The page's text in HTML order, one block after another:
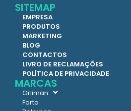
SITEMAP
EMPRESA
PRODUTOS
MARKETING
BLOG
CONTACTOS
LIVRO DE RECLAMAÇÕES
POLÍTICA DE PRIVACIDADE
MARCAS
Orliman
Forta